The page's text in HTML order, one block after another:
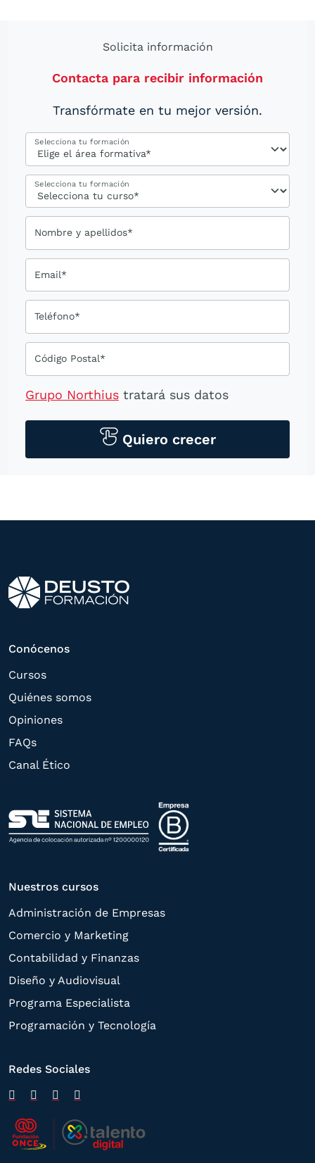
Solicita información
Contacta para recibir información
Transfórmate en tu mejor versión.
Selecciona tu formación
Selecciona tu formación
Nombre y apellidos*
Email*
Teléfono*
Código Postal*
Grupo Northius tratará sus datos
tecnológicos, incluso aplicaciones de
mensajería instantánea, con el fin de
otros directamente relacionados con el
correspondiente. Compartiremos su
solicitud con las empresas que conforman
estas puedan hacerle llegar la mejor
oferta de productos y servicios de acuerdo
a su petición. Quedan reconocidos los
limitación, tal y como se explica en la
Política de Privacidad
Quiero crecer
Conócenos
Cursos
Quiénes somos
Opiniones
FAQs
Canal Ético
Nuestros cursos
Administración de Empresas
Comercio y Marketing
Contabilidad y Finanzas
Diseño y Audiovisual
Programa Especialista
Programación y Tecnología
Redes Sociales